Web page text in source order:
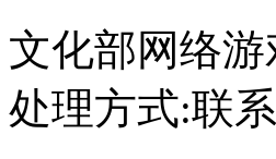
文化部网络游
处理方式:联